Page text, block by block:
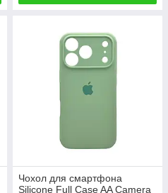
Чохол для смартфона
Silicone Full Case AA Camera